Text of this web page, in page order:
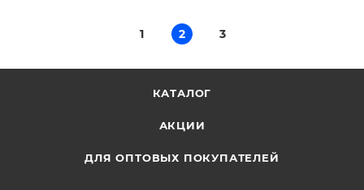
1 2 3
КАТАЛОГ
АКЦИИ
ДЛЯ ОПТОВЫХ ПОКУПАТЕЛЕЙ